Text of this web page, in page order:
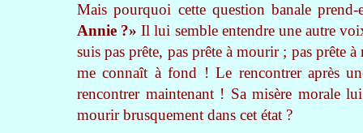
Mais pourquoi cette question banale
Annie ?» Il lui semble entendre une autre
suis pas prête, pas prête à mourir ; pas
me connaît à fond ! Le rencontrer après
rencontrer maintenant ! Sa misère morale
mourir brusquement dans cet état ?